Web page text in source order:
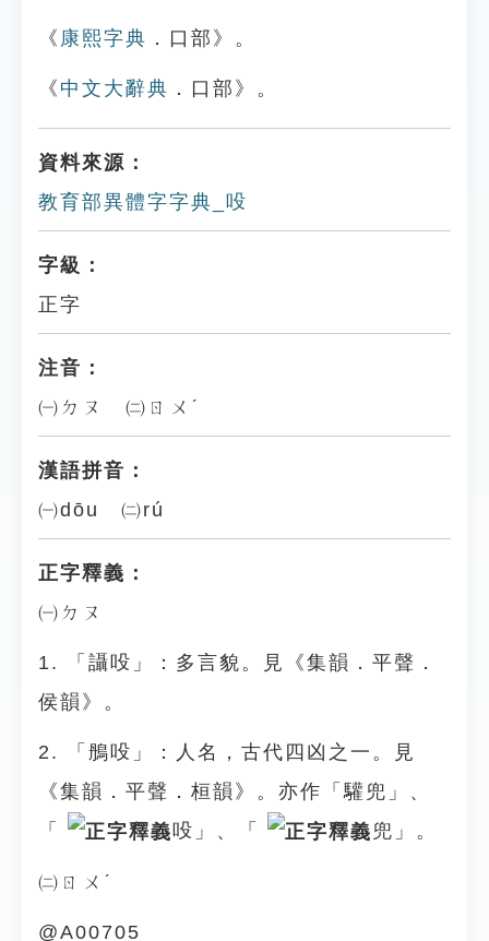
《 康熙字典 ．口部》。
《 中文大辭典 ．口部》。
資料來源：
教育部異體字字典_吺
字級：
正字
注音：
㈠ㄉㄡ ㈡ㄖㄨˊ
漢語拼音：
㈠dōu ㈡rú
正字釋義：
㈠ㄉㄡ
1. 「讘吺」：多言貌。見《集韻．平聲．
侯韻》。
2. 「鴅吺」：人名，古代四凶之一。見
《集韻．平聲．桓韻》。亦作「驩兜」、
「
吺」、「 兜」。
㈡ㄖㄨˊ
@A00705